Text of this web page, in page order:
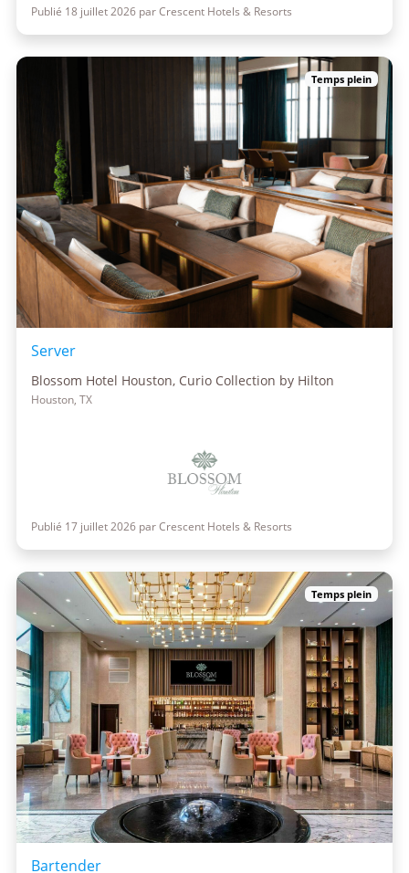
Publié 18 juillet 2026 par Crescent Hotels & Resorts
Temps plein
Server
Blossom Hotel Houston, Curio Collection by Hilton
Houston, TX
Publié 17 juillet 2026 par Crescent Hotels & Resorts
Temps plein
Bartender